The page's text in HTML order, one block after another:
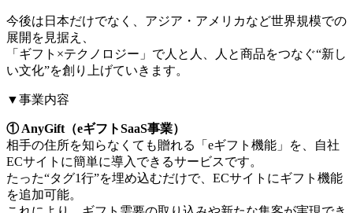
今後は日本だけでなく、アジア・アメリカなど世界規模での
展開を見据え、
「ギフト×テクノロジー」で人と人、人と商品をつなぐ“新し
い文化”を創り上げていきます。
▼事業内容
① AnyGift（eギフトSaaS事業）
相手の住所を知らなくても贈れる「eギフト機能」を、自社
ECサイトに簡単に導入できるサービスです。
たった“タグ1行”を埋め込むだけで、ECサイトにギフト機能
を追加可能。